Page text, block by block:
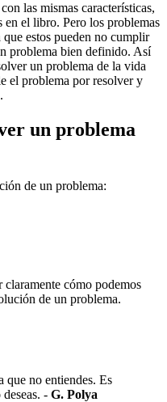
las mismas características,
en el libro. Pero los problemas
estos pueden no cumplir
problema bien definido. Así
un problema de la vida
el problema por resolver y
un problema
de un problema:
claramente cómo podemos
de un problema.
que no entiendes. Es
- G. Polya